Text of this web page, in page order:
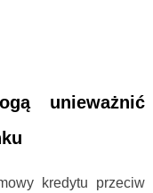
unieważnić
kredytu przeciw